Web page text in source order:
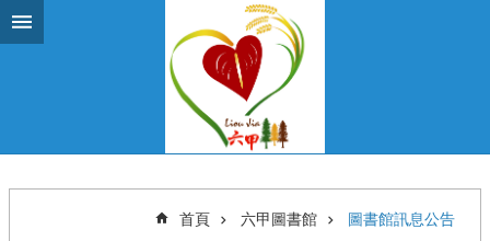
跳到主要內容區塊
首頁 六甲圖書館 圖書館訊息公告